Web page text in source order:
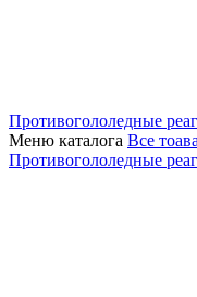
Противогололедные
Меню каталога Все
Противогололедные